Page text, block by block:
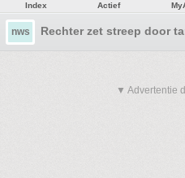
Index Actief
nws Rechter zet streep door
▼ Advertentie